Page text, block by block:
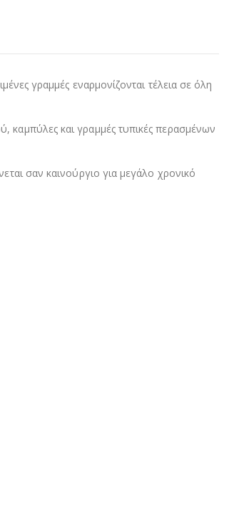
γραμμές εναρμονίζονται τέλεια σε όλη
καμπύλες και γραμμές τυπικές περασμένων
σαν καινούργιο για μεγάλο χρονικό